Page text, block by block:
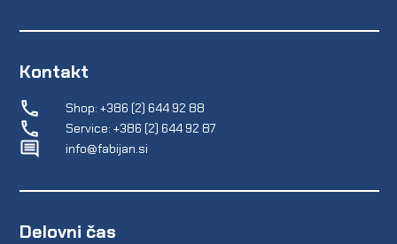
Kontakt
Shop: +386 (2) 644 92 88
Service: +386 (2) 644 92 87
info@fabijan.si
Delovni čas